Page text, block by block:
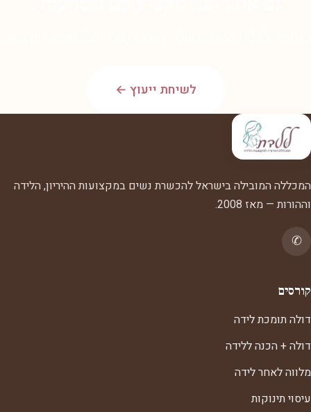
לשיחת ייעוץ ←
המכללה המובילה בישראל להכשרת נשים במקצועות ההיריון, הלידה
וההורות — מאז 2008.
✆
קורסים
דולה תומכת לידה
דולה + הכנה ללידה
מלווה לאחר לידה
עיסוי תינוקות